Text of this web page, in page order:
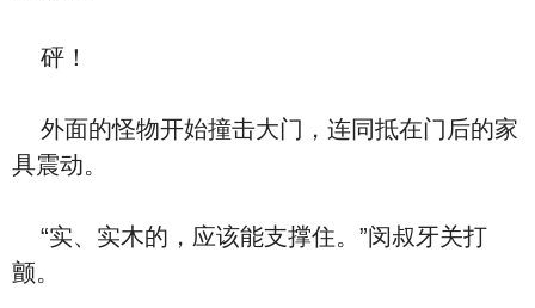
砰！
外面的怪物开始撞击大门，连同抵在门后的家
具震动。
“实、实木的，应该能支撑住。”闵叔牙关打
颤。